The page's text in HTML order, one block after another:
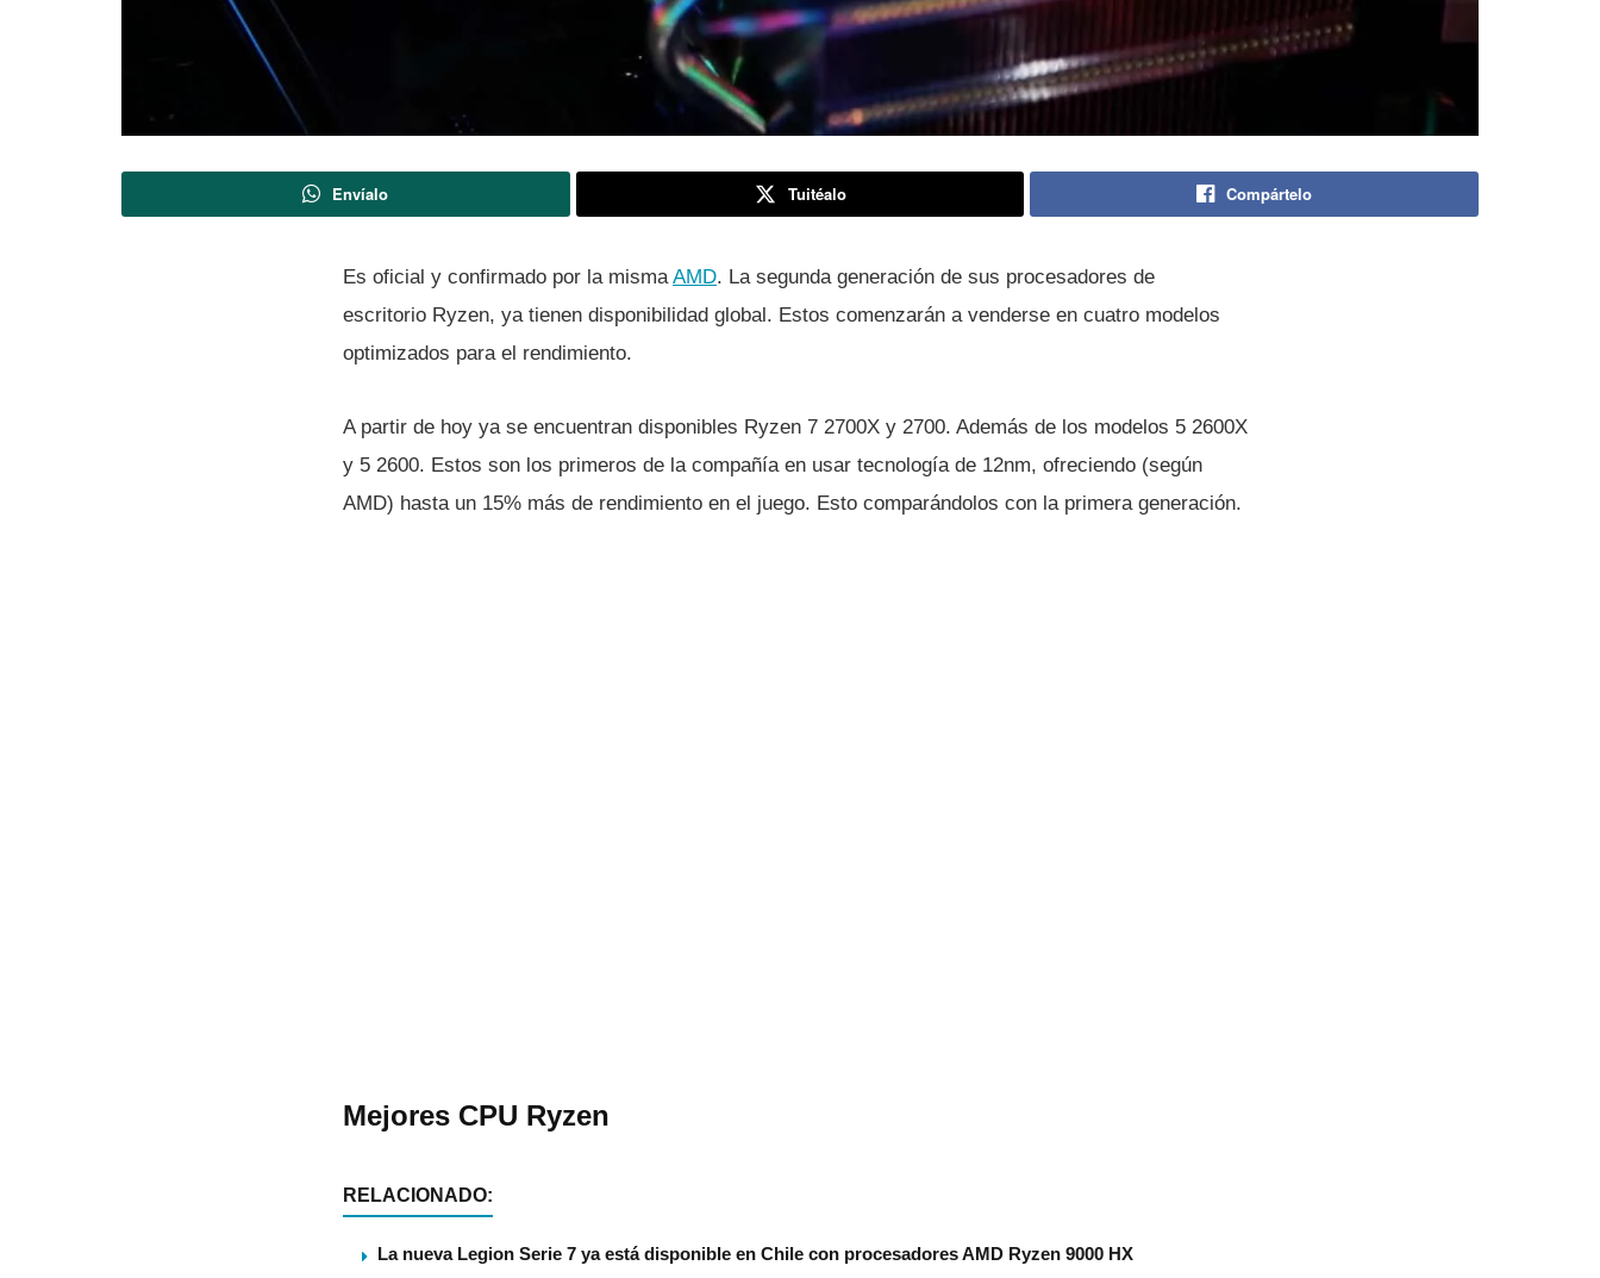
Envíalo Tuitéalo Compártelo
Es oficial y confirmado por la mismaAMD. La segunda generación de sus procesadores de
escritorio Ryzen, ya tienen disponibilidad global. Estos comenzarán a venderse en cuatro modelos
optimizados para el rendimiento.
A partir de hoy ya se encuentran disponibles Ryzen 7 2700X y 2700. Además de los modelos 5 2600X
y 5 2600. Estos son los primeros de la compañí­a en usar tecnologí­a de 12nm, ofreciendo (según
AMD) hasta un 15% más de rendimiento en el juego. Esto comparándolos con la primera generación.
Mejores CPU Ryzen
RELACIONADO:
La nueva Legion Serie 7 ya está disponible en Chile con procesadores AMD Ryzen 9000 HX